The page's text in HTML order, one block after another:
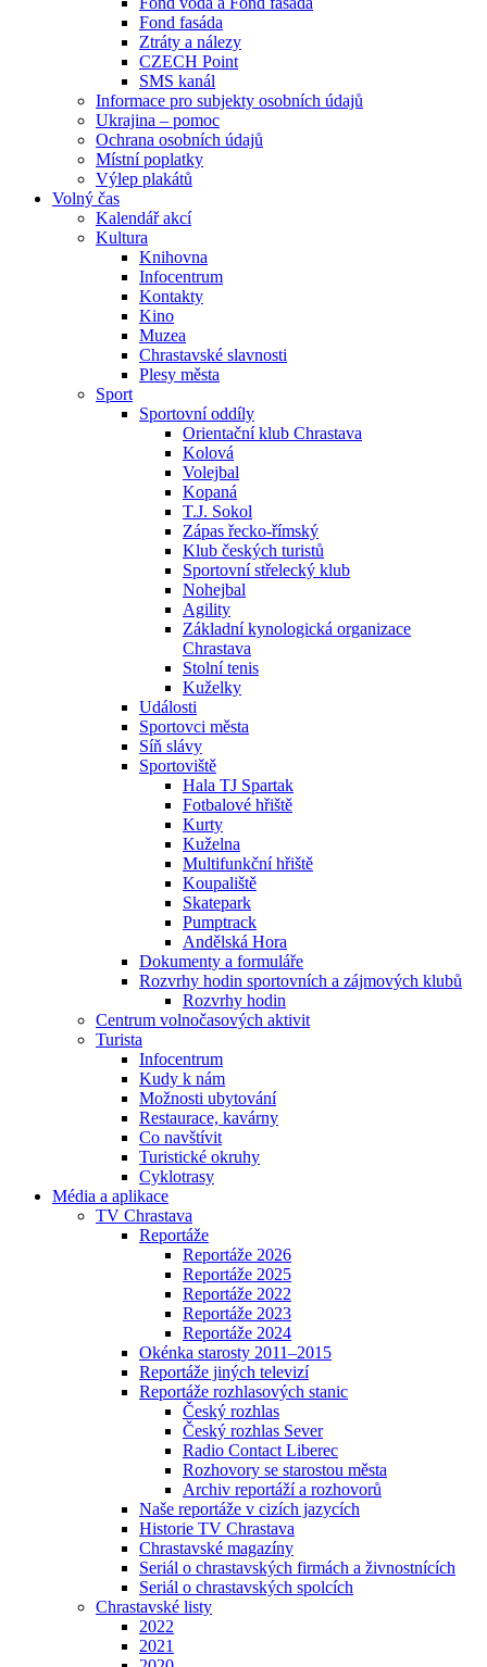
Fond fasáda
Ztráty a nálezy
CZECH Point
SMS kanál
Informace pro subjekty osobních údajů
Ukrajina – pomoc
Ochrana osobních údajů
Místní poplatky
Výlep plakátů
Volný čas
Kalendář akcí
Kultura
Knihovna
Infocentrum
Kontakty
Kino
Muzea
Chrastavské slavnosti
Plesy města
Sport
Sportovní oddíly
Orientační klub Chrastava
Kolová
Volejbal
Kopaná
T.J. Sokol
Zápas řecko-římský
Klub českých turistů
Sportovní střelecký klub
Nohejbal
Agility
Základní kynologická organizace
Chrastava
Stolní tenis
Kuželky
Události
Sportovci města
Síň slávy
Sportoviště
Hala TJ Spartak
Fotbalové hřiště
Kurty
Kuželna
Multifunkční hřiště
Koupaliště
Skatepark
Pumptrack
Andělská Hora
Dokumenty a formuláře
Rozvrhy hodin sportovních a zájmových klubů
Rozvrhy hodin
Centrum volnočasových aktivit
Turista
Infocentrum
Kudy k nám
Možnosti ubytování
Restaurace, kavárny
Co navštívit
Turistické okruhy
Cyklotrasy
Média a aplikace
TV Chrastava
Reportáže
Reportáže 2026
Reportáže 2025
Reportáže 2022
Reportáže 2023
Reportáže 2024
Okénka starosty 2011–2015
Reportáže jiných televizí
Reportáže rozhlasových stanic
Český rozhlas
Český rozhlas Sever
Radio Contact Liberec
Rozhovory se starostou města
Archiv reportáží a rozhovorů
Naše reportáže v cizích jazycích
Historie TV Chrastava
Chrastavské magazíny
Seriál o chrastavských firmách a živnostnících
Seriál o chrastavských spolcích
Chrastavské listy
2022
2021